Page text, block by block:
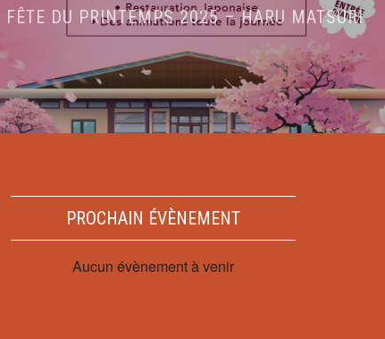
FÊTE DU PRINTEMPS 2025 – HARU MATSURI
PROCHAIN ÉVÈNEMENT
Aucun évènement à venir